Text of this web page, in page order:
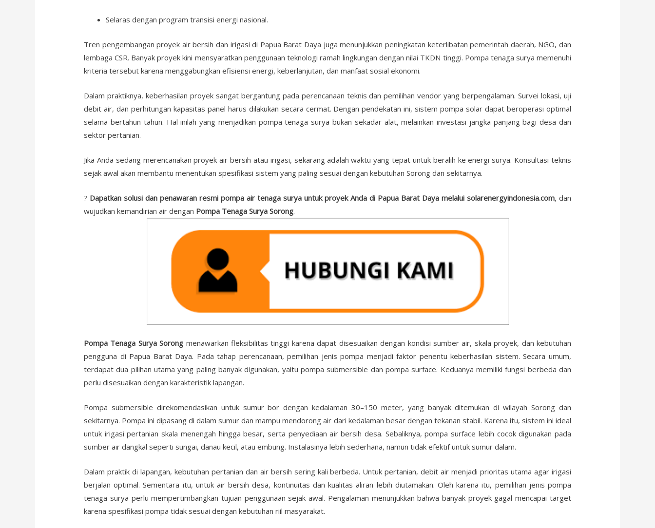
Selaras dengan program transisi energi nasional.
Tren pengembangan proyek air bersih dan irigasi di Papua Barat Daya juga menunjukkan peningkatan keterlibatan pemerintah daerah, NGO, dan
lembaga CSR. Banyak proyek kini mensyaratkan penggunaan teknologi ramah lingkungan dengan nilai TKDN tinggi. Pompa tenaga surya memenuhi
kriteria tersebut karena menggabungkan efisiensi energi, keberlanjutan, dan manfaat sosial ekonomi.
Dalam praktiknya, keberhasilan proyek sangat bergantung pada perencanaan teknis dan pemilihan vendor yang berpengalaman. Survei lokasi, uji
debit air, dan perhitungan kapasitas panel harus dilakukan secara cermat. Dengan pendekatan ini, sistem pompa solar dapat beroperasi optimal
selama bertahun-tahun. Hal inilah yang menjadikan pompa tenaga surya bukan sekadar alat, melainkan investasi jangka panjang bagi desa dan
sektor pertanian.
Jika Anda sedang merencanakan proyek air bersih atau irigasi, sekarang adalah waktu yang tepat untuk beralih ke energi surya. Konsultasi teknis
sejak awal akan membantu menentukan spesifikasi sistem yang paling sesuai dengan kebutuhan Sorong dan sekitarnya.
? Dapatkan solusi dan penawaran resmi pompa air tenaga surya untuk proyek Anda di Papua Barat Daya melalui solarenergyindonesia.com, dan
wujudkan kemandirian air dengan Pompa Tenaga Surya Sorong.
Pompa Tenaga Surya Sorong menawarkan fleksibilitas tinggi karena dapat disesuaikan dengan kondisi sumber air, skala proyek, dan kebutuhan
pengguna di Papua Barat Daya. Pada tahap perencanaan, pemilihan jenis pompa menjadi faktor penentu keberhasilan sistem. Secara umum,
terdapat dua pilihan utama yang paling banyak digunakan, yaitu pompa submersible dan pompa surface. Keduanya memiliki fungsi berbeda dan
perlu disesuaikan dengan karakteristik lapangan.
Pompa submersible direkomendasikan untuk sumur bor dengan kedalaman 30–150 meter, yang banyak ditemukan di wilayah Sorong dan
sekitarnya. Pompa ini dipasang di dalam sumur dan mampu mendorong air dari kedalaman besar dengan tekanan stabil. Karena itu, sistem ini ideal
untuk irigasi pertanian skala menengah hingga besar, serta penyediaan air bersih desa. Sebaliknya, pompa surface lebih cocok digunakan pada
sumber air dangkal seperti sungai, danau kecil, atau embung. Instalasinya lebih sederhana, namun tidak efektif untuk sumur dalam.
Dalam praktik di lapangan, kebutuhan pertanian dan air bersih sering kali berbeda. Untuk pertanian, debit air menjadi prioritas utama agar irigasi
berjalan optimal. Sementara itu, untuk air bersih desa, kontinuitas dan kualitas aliran lebih diutamakan. Oleh karena itu, pemilihan jenis pompa
tenaga surya perlu mempertimbangkan tujuan penggunaan sejak awal. Pengalaman menunjukkan bahwa banyak proyek gagal mencapai target
karena spesifikasi pompa tidak sesuai dengan kebutuhan riil masyarakat.